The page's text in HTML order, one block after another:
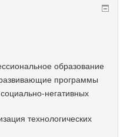
образование
программы
негативных
технологических